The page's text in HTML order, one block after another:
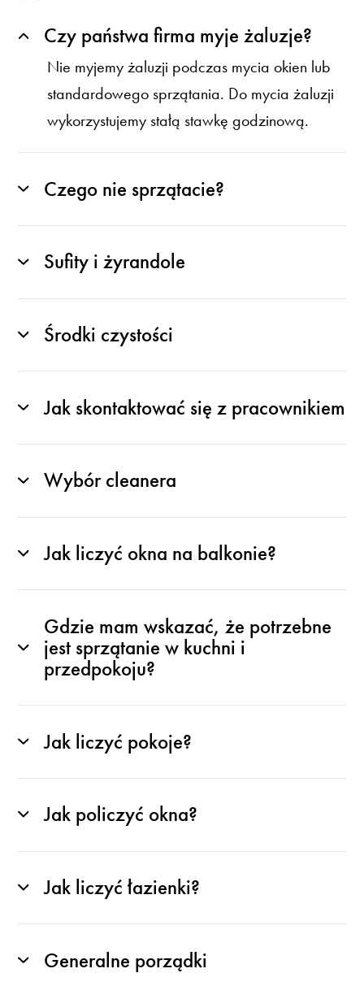
Czy państwa firma myje żaluzje?
Nie myjemy żaluzji podczas mycia okien lub
standardowego sprzątania. Do mycia żaluzji
wykorzystujemy stałą stawkę godzinową.
Czego nie sprzątacie?
Sufity i żyrandole
Środki czystości
Jak skontaktować się z pracownikiem
Wybór cleanera
Jak liczyć okna na balkonie?
Gdzie mam wskazać, że potrzebne
jest sprzątanie w kuchni i
przedpokoju?
Jak liczyć pokoje?
Jak policzyć okna?
Jak liczyć łazienki?
Generalne porządki